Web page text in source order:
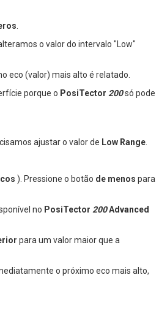
.
o valor do intervalo "Low"
eco (valor) mais alto é relatado.
porque o PosiTector 200só pode
ajustar o valor de Low Range.
). Pressione o botão de menos para
no PosiTector 200Advanced
para um valor maior que a
o próximo eco mais alto,